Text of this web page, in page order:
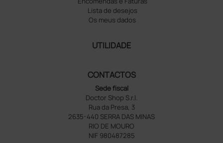
Lista de desejos
Os meus dados
UTILIDADE
CONTACTOS
Sede fiscal
Doctor Shop S.r.l.
Rua da Presa, 3
2635-440 SERRA DAS MINAS
RIO DE MOURO
NIF 980487285